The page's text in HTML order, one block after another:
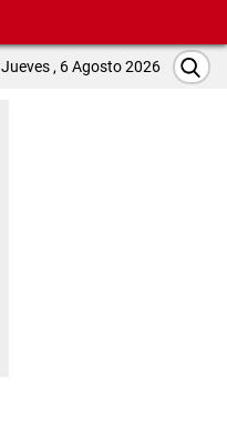
Jueves , 6 Agosto 2026